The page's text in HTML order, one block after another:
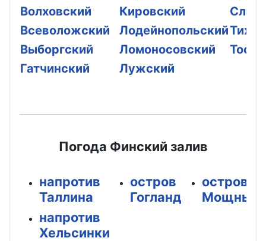
Волховский
Всеволожский
Выборгский
Гатчинский
Кировский
Лодейнопольский
Ломоносовский
Лужский
Погода Финский залив
напротив
Таллина
напротив
Хельсинки
остров
Гогланд
остров
Мощный